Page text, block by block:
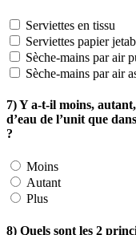
Serviettes en tissu
Serviettes papier
Sèche-mains par air
Sèche-mains par air
7) Y a-t-il moins,
d’eau de l’unit que
?
Moins
Autant
Plus
8) Quels sont les 2